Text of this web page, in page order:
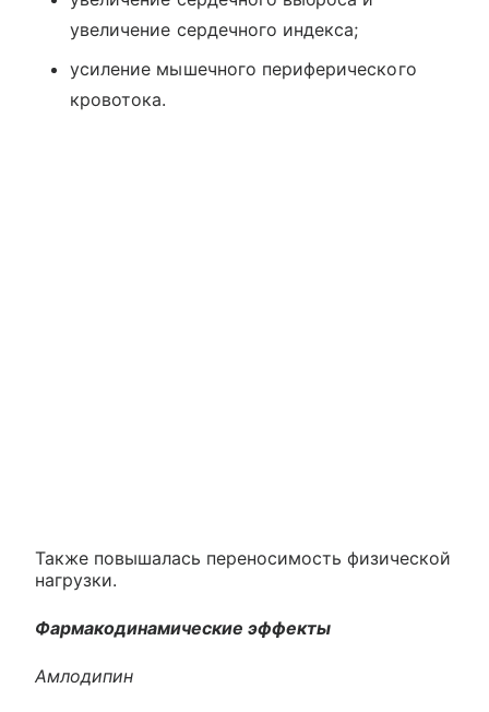
увеличение сердечного индекса;
усиление мышечного периферического
кровотока.
Также повышалась переносимость физической
нагрузки.
Фармакодинамические эффекты
Амлодипин